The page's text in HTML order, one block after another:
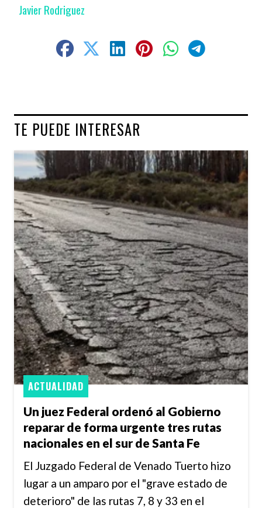
Javier Rodriguez
TE PUEDE INTERESAR
Un juez Federal ordenó al Gobierno
reparar de forma urgente tres rutas
nacionales en el sur de Santa Fe
ACTUALIDAD
El Juzgado Federal de Venado Tuerto hizo
lugar a un amparo por el "grave estado de
deterioro" de las rutas 7, 8 y 33 en el